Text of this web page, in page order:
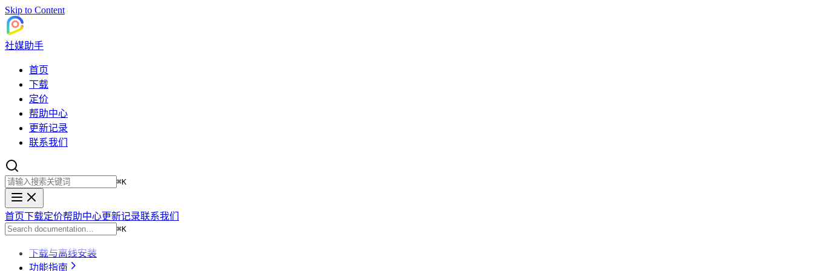
Skip to Content
社媒助手
首页
下载
定价
帮助中心
更新记录
联系我们
⌘K
首页下载定价帮助中心更新记录联系我们
⌘K
下载与离线安装
功能指南